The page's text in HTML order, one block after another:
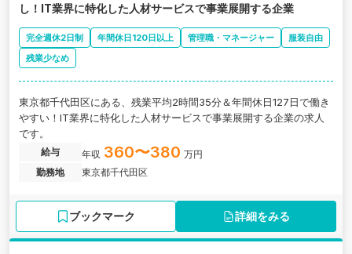
し！IT業界に特化した人材サービスで事業展開する企業
完全週休2日制 年間休日120日以上 管理職・マネージャー
服装自由
残業少なめ
東京都千代田区にある、残業平均2時間35分＆年間休日127日で働き
やすい！IT業界に特化した人材サービスで事業展開する企業の求人
です。
給与 年収 360〜380 万円
勤務地
東京都千代田区
ブックマーク 詳細をみる